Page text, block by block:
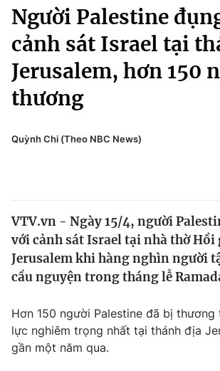
Chuyên mục
Chính trị
Xã hội
Tin tức
Thế giới đó đây
Câu chuyện quốc tế
Kinh tế
Tài chính
Góc doanh nghiệp
Dữ liệu và đời sống
Truyền hình
Phim VTV
Kinh tế
Thể thao
Truyền hình
Văn hóa - Giải trí
Đời sống
Giáo dục
Người Palestine
cảnh sát Israel tại
Jerusalem, hơn 150
thương
Quỳnh Chi (Theo NBC News)
VTV.vn - Ngày 15/4, người
với cảnh sát Israel tại nhà thờ Hồi
Jerusalem khi hàng nghìn người
cầu nguyện trong tháng lễ
Hơn 150 người Palestine đã bị
lực nghiêm trọng nhất tại thánh địa
gần một năm qua.